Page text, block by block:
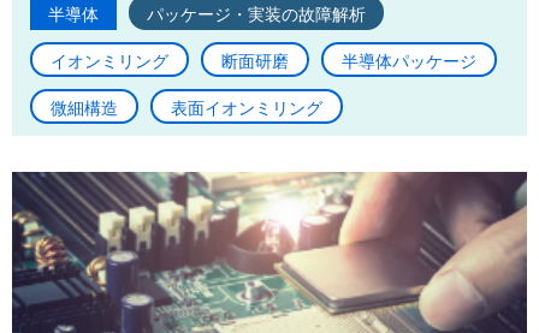
半導体 パッケージ・実装の故障解析
イオンミリング 断面研磨 半導体パッケージ
微細構造 表面イオンミリング